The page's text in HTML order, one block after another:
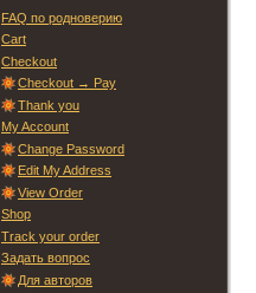
FAQ по родноверию
Cart
Checkout
Checkout → Pay
Thank you
My Account
Change Password
Edit My Address
View Order
Shop
Track your order
Задать вопрос
Для авторов